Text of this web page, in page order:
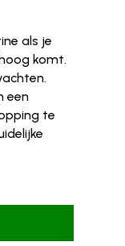
als je
komt.
een
te